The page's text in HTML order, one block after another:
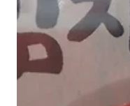
도그 보다는 작은 사이즈입니다~
야채가 들어있는 제품인데, 실..